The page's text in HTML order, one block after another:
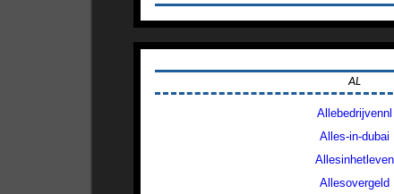
AL
Allebedrijvennl
Alles-in-dubai
Allesinhetleven
Allesovergeld